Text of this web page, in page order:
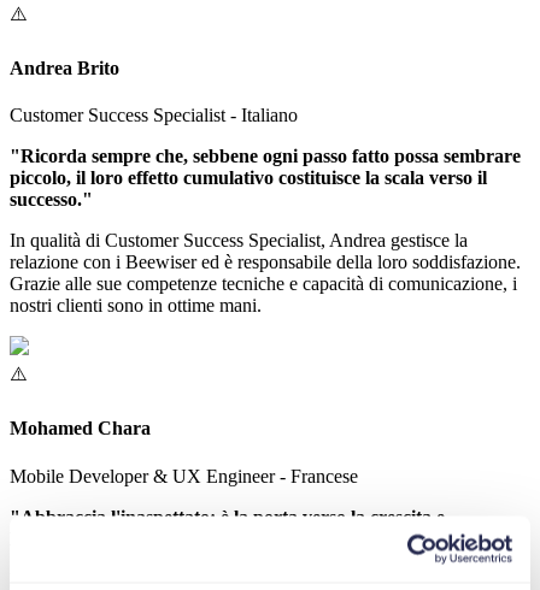
Andrea Brito
Customer Success Specialist - Italiano
"Ricorda sempre che, sebbene ogni passo fatto possa sembrare
piccolo, il loro effetto cumulativo costituisce la scala verso il
successo."
In qualità di Customer Success Specialist, Andrea gestisce la
relazione con i Beewiser ed è responsabile della loro soddisfazione.
Grazie alle sue competenze tecniche e capacità di comunicazione, i
nostri clienti sono in ottime mani.
Mohamed Chara
Mobile Developer & UX Engineer - Francese
"Abbraccia l'inaspettato; è la porta verso la crescita e